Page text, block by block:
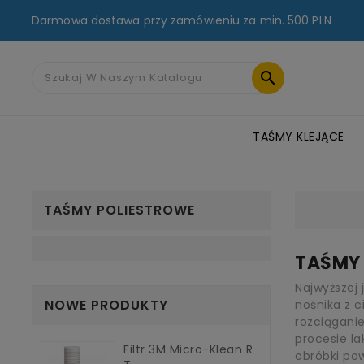
Darmowa dostawa przy zamówieniu za min. 500 PLN

TAŚMY KLEJĄCE
TAŚMY POLIESTROWE
NOWE PRODUKTY
Filtr 3M Micro-Klean R
TAŚMY
nośnika z
procesie
obróbki